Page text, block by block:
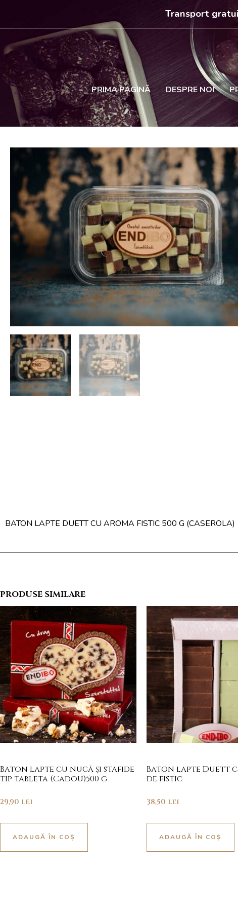
content
Transport
PRIMA PAGINĂ DESPRE NOI
BATON LAPTE DUETT CU AROMA FISTIC 500 G (CASEROLA)
PRODUSE SIMILARE
Baton lapte cu nucă și stafide
tip tableta (Cadou)500 g
29,90 lei
ADAUGĂ ÎN COȘ
Baton lapte Duett
de fistic
38,50 lei
ADAUGĂ ÎN COȘ